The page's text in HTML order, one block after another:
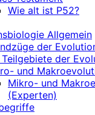
Wie alt ist P52?
Allgemein
der
Teilgebiete der
und
Mikro- und
(Experten)